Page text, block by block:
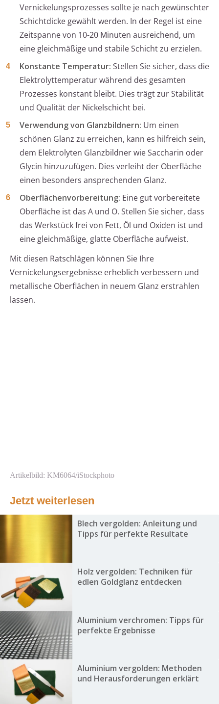
Vernickelungsprozesses sollte je nach gewünschter
Schichtdicke gewählt werden. In der Regel ist eine
Zeitspanne von 10-20 Minuten ausreichend, um
eine gleichmäßige und stabile Schicht zu erzielen.
Konstante Temperatur: Stellen Sie sicher, dass die
Elektrolyttemperatur während des gesamten
Prozesses konstant bleibt. Dies trägt zur Stabilität
und Qualität der Nickelschicht bei.
Verwendung von Glanzbildnern: Um einen
schönen Glanz zu erreichen, kann es hilfreich sein,
dem Elektrolyten Glanzbildner wie Saccharin oder
Glycin hinzuzufügen. Dies verleiht der Oberfläche
einen besonders ansprechenden Glanz.
Oberflächenvorbereitung: Eine gut vorbereitete
Oberfläche ist das A und O. Stellen Sie sicher, dass
das Werkstück frei von Fett, Öl und Oxiden ist und
eine gleichmäßige, glatte Oberfläche aufweist.
Mit diesen Ratschlägen können Sie Ihre
Vernickelungsergebnisse erheblich verbessern und
metallische Oberflächen in neuem Glanz erstrahlen
lassen.
Artikelbild: KM6064/iStockphoto
Jetzt weiterlesen
Blech vergolden: Anleitung und
Tipps für perfekte Resultate
Holz vergolden: Techniken für
edlen Goldglanz entdecken
Aluminium verchromen: Tipps für
perfekte Ergebnisse
Aluminium vergolden: Methoden
und Herausforderungen erklärt